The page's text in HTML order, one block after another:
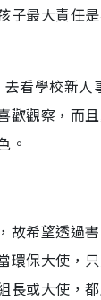
子最大責任
看學校新人
歡觀察，而
。
故希望透過
保大使，
長或大使，